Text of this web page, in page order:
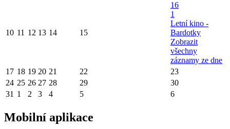
10 11 12 13 14 15
16
1
Letní kino -
Bardotky
Zobrazit
všechny
záznamy ze dne
17 18 19 20 21 22
23
24 25 26 27 28 29
30
31 1 2 3 4 5 6
Mobilní aplikace